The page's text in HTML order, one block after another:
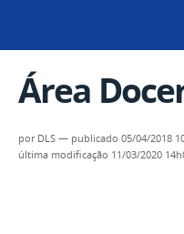
Área
por DLS — publicado 05/04/2018
última modificação 11/03/2020